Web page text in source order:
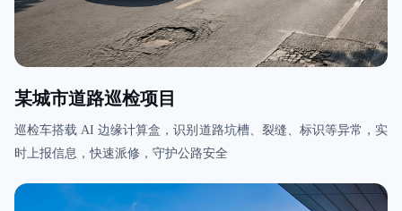
某城市道路巡检项目
巡检车搭载 AI 边缘计算盒，识别道路坑槽、裂缝、标识等异常，实
时上报信息，快速派修，守护公路安全